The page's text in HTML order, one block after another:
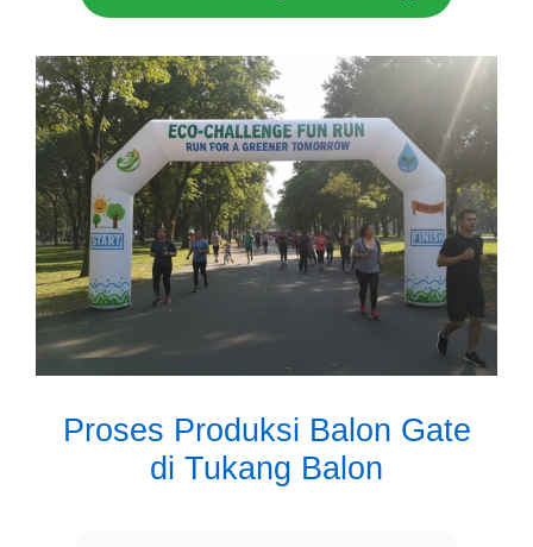
Proses Produksi Balon Gate
di Tukang Balon